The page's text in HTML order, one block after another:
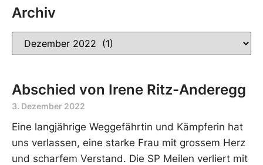
Archiv
Abschied von Irene Ritz-Anderegg
3. Dezember 2022
Eine langjährige Weggefährtin und Kämpferin hat
uns verlassen, eine starke Frau mit grossem Herz
und scharfem Verstand. Die SP Meilen verliert mit